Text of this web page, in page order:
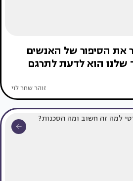
את הסיפור של האנשים
שלנו הוא לדעת לתרגם
זוהר שחר לוי